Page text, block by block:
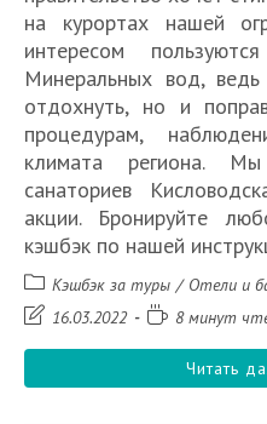
на курортах нашей
интересом
Минеральных вод,
отдохнуть, но и
процедурам,
климата региона.
санаториев
акции. Бронируйте
кэшбэк по нашей
Рубрика
записи:
Кэшбэк за туры / Отели и
Запись16.03.2022
Время8 минут
Читать